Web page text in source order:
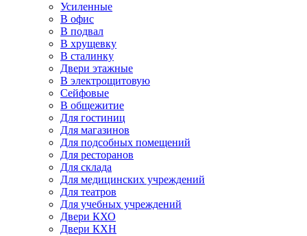
Усиленные
В офис
В подвал
В хрущевку
В сталинку
Двери этажные
В электрощитовую
Сейфовые
В общежитие
Для гостиниц
Для магазинов
Для подсобных помещений
Для ресторанов
Для склада
Для медицинских учреждений
Для театров
Для учебных учреждений
Двери КХО
Двери КХН